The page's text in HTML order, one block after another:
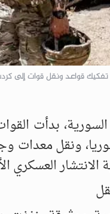
قواعد ونقل قوات إلى
بدأت
ونقل معدات
العسكري